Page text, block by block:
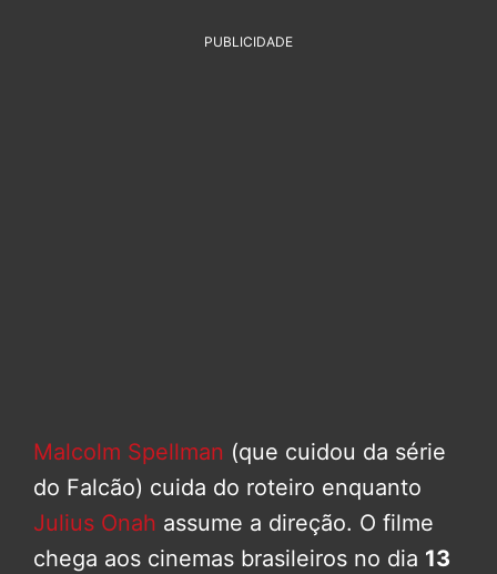
PUBLICIDADE
Malcolm Spellman (que cuidou da série
do Falcão) cuida do roteiro enquanto
Julius Onah assume a direção. O filme
chega aos cinemas brasileiros no dia 13